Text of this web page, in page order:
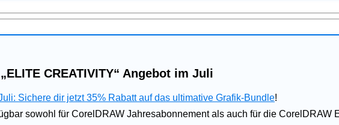
CREATIVITY“ Angebot im Juli
Sichere dir jetzt 35% Rabatt auf das ultimative Grafik-Bundle!
sowohl für CorelDRAW Jahresabonnement als auch für die CorelDRAW